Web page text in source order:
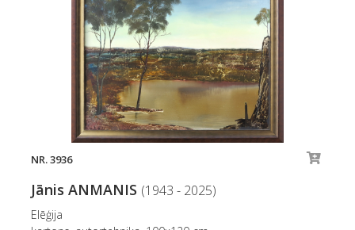
NR. 3936
Jānis ANMANIS (1943 - 2025)
Elēģija